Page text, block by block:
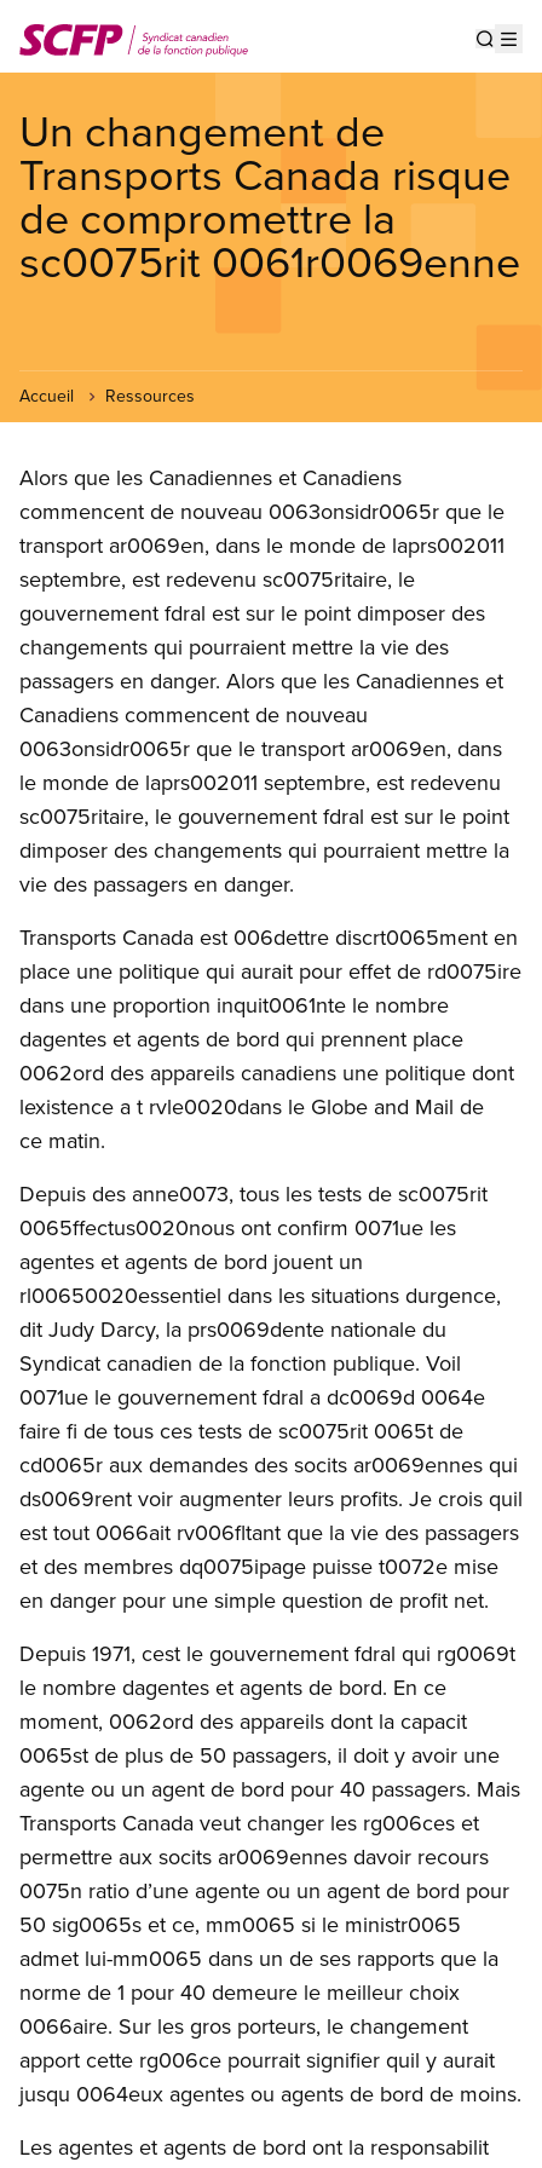
au
contenu
Un changement de
Transports Canada risque
de compromettre la
sc0075rit 0061r0069enne
Accueil Ressources
Alors que les Canadiennes et Canadiens
commencent de nouveau 0063onsidr0065r que le
transport ar0069en, dans le monde de laprs002011
septembre, est redevenu sc0075ritaire, le
gouvernement fdral est sur le point dimposer des
changements qui pourraient mettre la vie des
passagers en danger. Alors que les Canadiennes et
Canadiens commencent de nouveau
0063onsidr0065r que le transport ar0069en, dans
le monde de laprs002011 septembre, est redevenu
sc0075ritaire, le gouvernement fdral est sur le point
dimposer des changements qui pourraient mettre la
vie des passagers en danger.
Transports Canada est 006dettre discrt0065ment en
place une politique qui aurait pour effet de rd0075ire
dans une proportion inquit0061nte le nombre
dagentes et agents de bord qui prennent place
0062ord des appareils canadiens une politique dont
lexistence a t rvle0020dans le Globe and Mail de
ce matin.
Depuis des anne0073, tous les tests de sc0075rit
0065ffectus0020nous ont confirm 0071ue les
agentes et agents de bord jouent un
rl00650020essentiel dans les situations durgence,
dit Judy Darcy, la prs0069dente nationale du
Syndicat canadien de la fonction publique. Voil
0071ue le gouvernement fdral a dc0069d 0064e
faire fi de tous ces tests de sc0075rit 0065t de
cd0065r aux demandes des socits ar0069ennes qui
ds0069rent voir augmenter leurs profits. Je crois quil
est tout 0066ait rv006fltant que la vie des passagers
et des membres dq0075ipage puisse t0072e mise
en danger pour une simple question de profit net.
Depuis 1971, cest le gouvernement fdral qui rg0069t
le nombre dagentes et agents de bord. En ce
moment, 0062ord des appareils dont la capacit
0065st de plus de 50 passagers, il doit y avoir une
agente ou un agent de bord pour 40 passagers. Mais
Transports Canada veut changer les rg006ces et
permettre aux socits ar0069ennes davoir recours
0075n ratio d’une agente ou un agent de bord pour
50 sig0065s et ce, mm0065 si le ministr0065
admet lui-mm0065 dans un de ses rapports que la
norme de 1 pour 40 demeure le meilleur choix
0066aire. Sur les gros porteurs, le changement
apport cette rg006ce pourrait signifier quil y aurait
jusqu 0064eux agentes ou agents de bord de moins.
Les agentes et agents de bord ont la responsabilit